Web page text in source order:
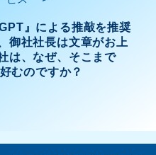
』による推敲を推奨
御社社長は文章がお上
は、なぜ、そこまで
むのですか？